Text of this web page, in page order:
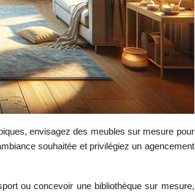
envisagez des meubles sur mesure pour
souhaitée et privilégiez un agencement
ou concevoir une bibliothèque sur mesure,